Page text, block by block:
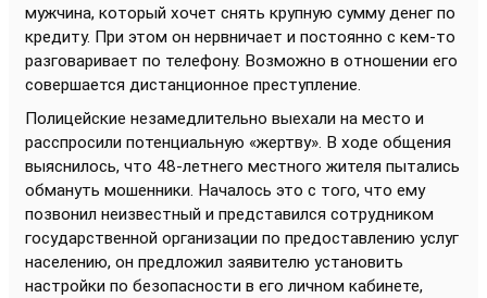
мужчина, который хочет снять крупную сумму денег по
кредиту. При этом он нервничает и постоянно с кем-то
разговаривает по телефону. Возможно в отношении его
совершается дистанционное преступление.
Полицейские незамедлительно выехали на место и
расспросили потенциальную «жертву». В ходе общения
выяснилось, что 48-летнего местного жителя пытались
обмануть мошенники. Началось это с того, что ему
позвонил неизвестный и представился сотрудником
государственной организации по предоставлению услуг
населению, он предложил заявителю установить
настройки по безопасности в его личном кабинете,